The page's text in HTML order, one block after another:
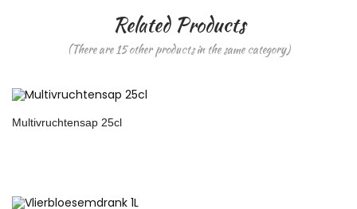
Related Products
(There are 15 other products in the same category)
Multivruchtensap 25cl